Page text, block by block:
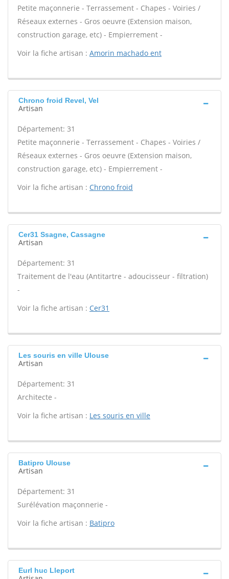
Petite maçonnerie - Terrassement - Chapes - Voiries /
Réseaux externes - Gros oeuvre (Extension maison,
construction garage, etc) - Empierrement -
Voir la fiche artisan : Amorin machado ent
Chrono froid Revel, Vel
Artisan
Département: 31
Petite maçonnerie - Terrassement - Chapes - Voiries /
Réseaux externes - Gros oeuvre (Extension maison,
construction garage, etc) - Empierrement -
Voir la fiche artisan : Chrono froid
Cer31 Ssagne, Cassagne
Artisan
Département: 31
Traitement de l'eau (Antitartre - adoucisseur - filtration)
-
Voir la fiche artisan : Cer31
Les souris en ville Ulouse
Artisan
Département: 31
Architecte -
Voir la fiche artisan : Les souris en ville
Batipro Ulouse
Artisan
Département: 31
Surélévation maçonnerie -
Voir la fiche artisan : Batipro
Eurl huc Lleport